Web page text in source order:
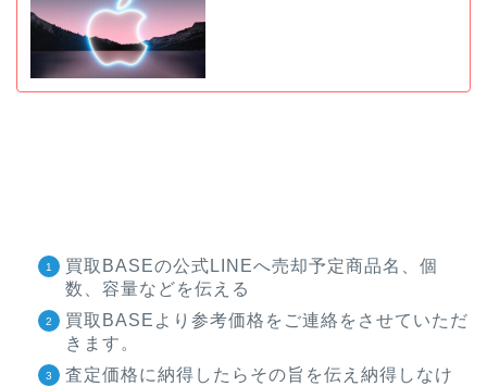
買取BASEの公式LINEへ売却予定商品名、個
数、容量などを伝える
買取BASEより参考価格をご連絡をさせていただ
きます。
査定価格に納得したらその旨を伝え納得しなけ